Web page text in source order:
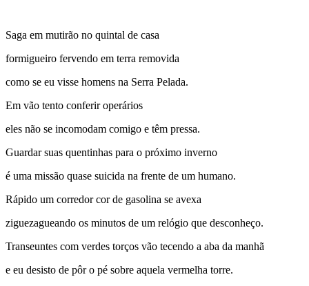
Saga em mutirão no quintal de casa
formigueiro fervendo em terra removida
como se eu visse homens na Serra Pelada.
Em vão tento conferir operários
eles não se incomodam comigo e têm pressa.
Guardar suas quentinhas para o próximo inverno
é uma missão quase suicida na frente de um humano.
Rápido um corredor cor de gasolina se avexa
ziguezagueando os minutos de um relógio que desconheço.
Transeuntes com verdes torços vão tecendo a aba da manhã
e eu desisto de pôr o pé sobre aquela vermelha torre.